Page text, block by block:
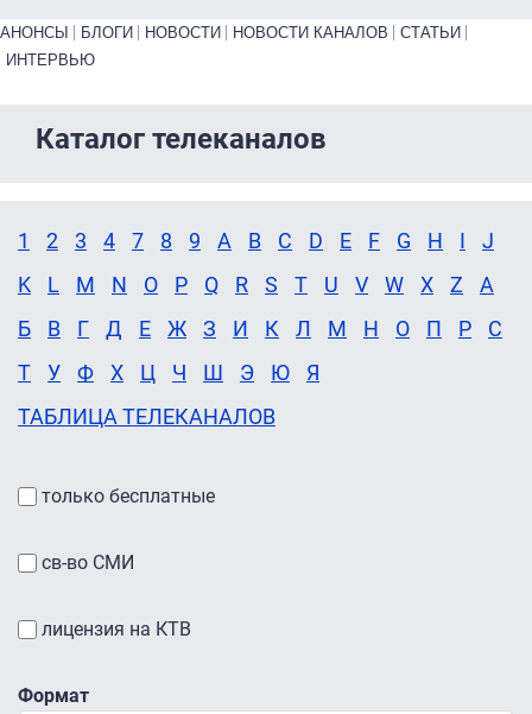
Primary links bottom
АНОНСЫ БЛОГИ НОВОСТИ НОВОСТИ КАНАЛОВ
СТАТЬИ
ИНТЕРВЬЮ
Каталог телеканалов
1 2 3 4 7 8 9 A B C D E F G H I
J
K
L M N O P Q R S T U V W X Z
А
Б
В Г Д Е Ж З И К Л М Н О П Р
С
Т
У Ф Х Ц Ч Ш Э Ю
Я
ТАБЛИЦА ТЕЛЕКАНАЛОВ
только бесплатные
св-во СМИ
лицензия на КТВ
Формат